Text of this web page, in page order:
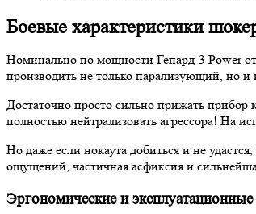
Боевые характеристики
Номинально по мощности Гепард-3 Power
производить не только парализующий, но
Достаточно просто сильно прижать прибор
полностью нейтрализовать агрессора! На
Но даже если нокаута добиться и не
ощущений, частичная асфиксия и
Эргономические и эксплуатационные